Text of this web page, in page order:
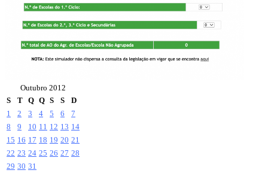
Outubro 2012
S
T Q Q S S
D
1
2 3 4 5 6
7
8
9 10 11 12 13 14
15 16 17 18 19 20 21
22 23 24 25 26 27 28
29 30 31